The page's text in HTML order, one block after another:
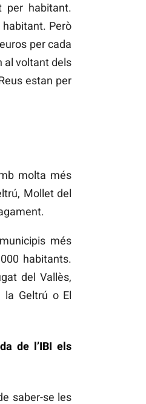
per habitant.
Però
per cada
al voltant dels
estan per
molta més
Mollet del
més
habitants.
del Vallès,
la Geltrú o El
de l’IBI els
saber-se les